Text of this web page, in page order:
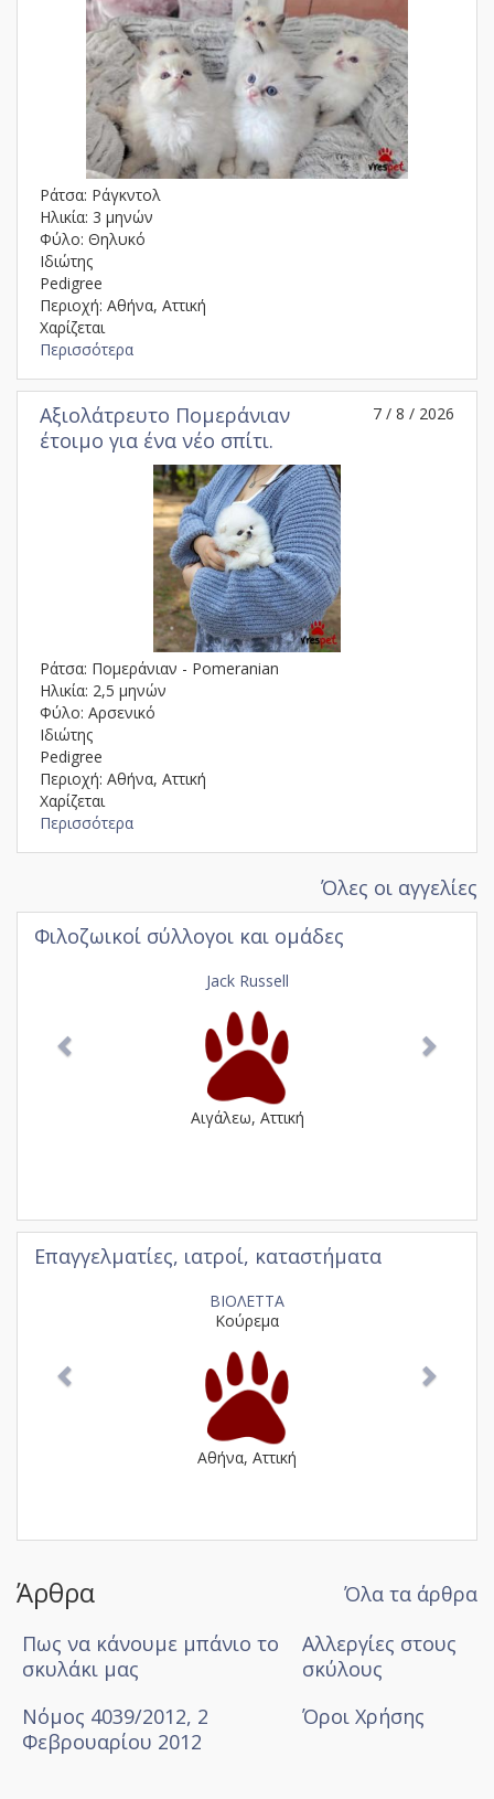
Ράτσα: Ράγκντολ
Ηλικία: 3 μηνών
Φύλο: Θηλυκό
Ιδιώτης
Pedigree
Περιοχή: Αθήνα, Αττική
Χαρίζεται
Περισσότερα
Αξιολάτρευτο Πομεράνιαν
έτοιμο για ένα νέο σπίτι.
7 / 8 / 2026
Ράτσα: Πομεράνιαν - Pomeranian
Ηλικία: 2,5 μηνών
Φύλο: Αρσενικό
Ιδιώτης
Pedigree
Περιοχή: Αθήνα, Αττική
Χαρίζεται
Περισσότερα
Όλες οι αγγελίες
Φιλοζωικοί σύλλογοι και ομάδες
Jack Russell
Αιγάλεω, Αττική
Επαγγελματίες, ιατροί, καταστήματα
ΒΙΟΛΕΤΤΑ
Κούρεμα
Αθήνα, Αττική
Άρθρα
Όλα τα άρθρα
Πως να κάνουμε μπάνιο το
σκυλάκι μας
Αλλεργίες στους
σκύλους
Νόμος 4039/2012, 2
Φεβρουαρίου 2012
Όροι Χρήσης